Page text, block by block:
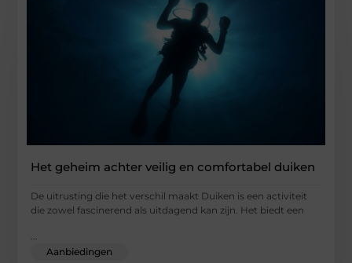
Het geheim achter veilig en comfortabel duiken
De uitrusting die het verschil maakt Duiken is een activiteit
die zowel fascinerend als uitdagend kan zijn. Het biedt een
Aanbiedingen